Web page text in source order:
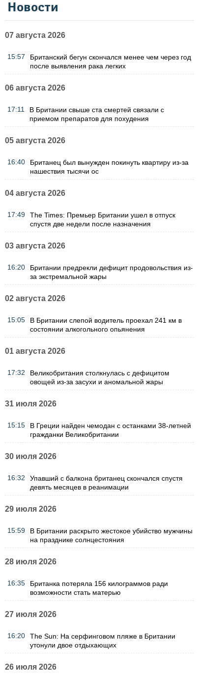
Новости
07 августа 2026
15:57
Британский бегун скончался менее чем через год
после выявления рака легких
06 августа 2026
17:11
В Британии свыше ста смертей связали с
приемом препаратов для похудения
05 августа 2026
16:40
Британец был вынужден покинуть квартиру из-за
нашествия тысячи ос
04 августа 2026
17:49
The Times: Премьер Британии ушел в отпуск
спустя две недели после назначения
03 августа 2026
16:20
Британии предрекли дефицит продовольствия из-
за экстремальной жары
02 августа 2026
15:05
В Британии слепой водитель проехал 241 км в
состоянии алкогольного опьянения
01 августа 2026
17:32
Великобритания столкнулась с дефицитом
овощей из-за засухи и аномальной жары
31 июля 2026
15:15
В Греции найден чемодан с останками 38-летней
гражданки Великобритании
30 июля 2026
16:32
Упавший с балкона британец скончался спустя
девять месяцев в реанимации
29 июля 2026
15:59
В Британии раскрыто жестокое убийство мужчины
на празднике солнцестояния
28 июля 2026
16:35
Британка потеряла 156 килограммов ради
возможности стать матерью
27 июля 2026
16:20
The Sun: На серфинговом пляже в Британии
утонули двое отдыхающих
26 июля 2026